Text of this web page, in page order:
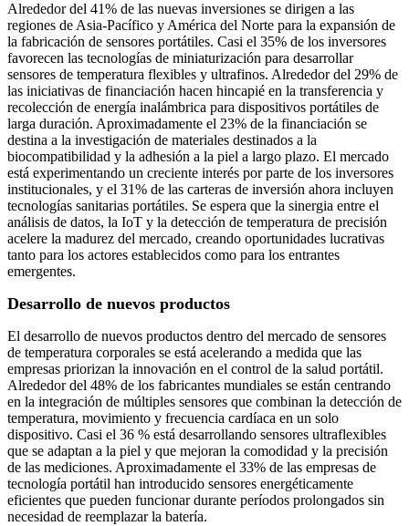
Alrededor del 41% de las nuevas inversiones se dirigen a las
regiones de Asia-Pacífico y América del Norte para la expansión de
la fabricación de sensores portátiles. Casi el 35% de los inversores
favorecen las tecnologías de miniaturización para desarrollar
sensores de temperatura flexibles y ultrafinos. Alrededor del 29% de
las iniciativas de financiación hacen hincapié en la transferencia y
recolección de energía inalámbrica para dispositivos portátiles de
larga duración. Aproximadamente el 23% de la financiación se
destina a la investigación de materiales destinados a la
biocompatibilidad y la adhesión a la piel a largo plazo. El mercado
está experimentando un creciente interés por parte de los inversores
institucionales, y el 31% de las carteras de inversión ahora incluyen
tecnologías sanitarias portátiles. Se espera que la sinergia entre el
análisis de datos, la IoT y la detección de temperatura de precisión
acelere la madurez del mercado, creando oportunidades lucrativas
tanto para los actores establecidos como para los entrantes
emergentes.
Desarrollo de nuevos productos
El desarrollo de nuevos productos dentro del mercado de sensores
de temperatura corporales se está acelerando a medida que las
empresas priorizan la innovación en el control de la salud portátil.
Alrededor del 48% de los fabricantes mundiales se están centrando
en la integración de múltiples sensores que combinan la detección de
temperatura, movimiento y frecuencia cardíaca en un solo
dispositivo. Casi el 36 % está desarrollando sensores ultraflexibles
que se adaptan a la piel y que mejoran la comodidad y la precisión
de las mediciones. Aproximadamente el 33% de las empresas de
tecnología portátil han introducido sensores energéticamente
eficientes que pueden funcionar durante períodos prolongados sin
necesidad de reemplazar la batería.